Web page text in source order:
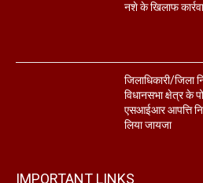
नशे के खिलाफ
जिलाधिकारी/जिला
विधानसभा क्षेत्र के
एसआईआर आपत्ति
लिया जायजा
IMPORTANT LINKS